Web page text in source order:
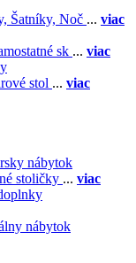
Šatníky, Noč ... viac
sk ... viac
stol ... viac
nábytok
stoličky ... viac
nábytok